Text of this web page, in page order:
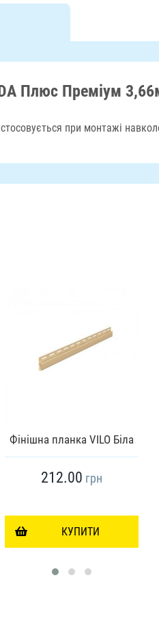
Плюс Преміум
при монтажі
Фінішна планка VILO Біла
212.00 грн
КУПИТИ